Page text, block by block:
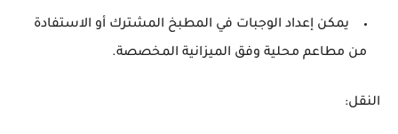
يمكن إعداد الوجبات في المطبخ المشترك أو الاستفادة
من مطاعم محلية وفق الميزانية المخصصة.
النقل: